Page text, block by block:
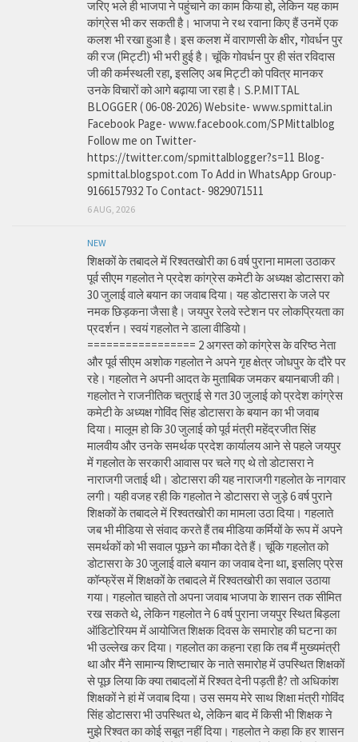
जरिए भले ही भाजपा ने पहुंचाने का काम किया हो, लेकिन यह काम
कांग्रेस भी कर सकती है। भाजपा ने रथ रवाना किए हैं उनमें एक
कलश भी रखा हुआ है। इस कलश में वाराणसी के क्षीर, गोवर्धन पुर
की रज (मिट्टी) भी भरी हुई है। चूंकि गोवर्धन पुर ही संत रविदास
जी की कर्मस्थली रहा, इसलिए अब मिट्टी को पवित्र मानकर
उनके विचारों को आगे बढ़ाया जा रहा है। S.P.MITTAL
BLOGGER ( 06-08-2026) Website- www.spmittal.in
Facebook Page- www.facebook.com/SPMittalblog
Follow me on Twitter-
https://twitter.com/spmittalblogger?s=11 Blog-
spmittal.blogspot.com To Add in WhatsApp Group-
9166157932 To Contact- 9829071511
6 AUG, 2026
NEW
शिक्षकों के तबादले में रिश्वतखोरी का 6 वर्ष पुराना मामला उठाकर
पूर्व सीएम गहलोत ने प्रदेश कांग्रेस कमेटी के अध्यक्ष डोटासरा को
30 जुलाई वाले बयान का जवाब दिया। यह डोटासरा के जले पर
नमक छिड़कना जैसा है। जयपुर रेलवे स्टेशन पर लोकप्रियता का
प्रदर्शन। स्वयं गहलोत ने डाला वीडियो।
================= 2 अगस्त को कांग्रेस के वरिष्ठ नेता
और पूर्व सीएम अशोक गहलोत ने अपने गृह क्षेत्र जोधपुर के दौरे पर
रहे। गहलोत ने अपनी आदत के मुताबिक जमकर बयानबाजी की।
गहलोत ने राजनीतिक चतुराई से गत 30 जुलाई को प्रदेश कांग्रेस
कमेटी के अध्यक्ष गोविंद सिंह डोटासरा के बयान का भी जवाब
दिया। मालूम हो कि 30 जुलाई को पूर्व मंत्री महेंद्रजीत सिंह
मालवीय और उनके समर्थक प्रदेश कार्यालय आने से पहले जयपुर
में गहलोत के सरकारी आवास पर चले गए थे तो डोटासरा ने
नाराजगी जताई थी। डोटासरा की यह नाराजगी गहलोत के नागवार
लगी। यही वजह रही कि गहलोत ने डोटासरा से जुड़े 6 वर्ष पुराने
शिक्षकों के तबादले में रिश्वतखोरी का मामला उठा दिया। गहलाते
जब भी मीडिया से संवाद करते हैं तब मीडिया कर्मियों के रूप में अपने
समर्थकों को भी सवाल पूछने का मौका देते हैं। चूंकि गहलोत को
डोटासरा के 30 जुलाई वाले बयान का जवाब देना था, इसलिए प्रेस
कॉन्फ्रेंस में शिक्षकों के तबादले में रिश्वतखोरी का सवाल उठाया
गया। गहलोत चाहते तो अपना जवाब भाजपा के शासन तक सीमित
रख सकते थे, लेकिन गहलोत ने 6 वर्ष पुराना जयपुर स्थित बिड़ला
ऑडिटोरियम में आयोजित शिक्षक दिवस के समारोह की घटना का
भी उल्लेख कर दिया। गहलोत का कहना रहा कि तब मैं मुख्यमंत्री
था और मैंने सामान्य शिष्टाचार के नाते समारोह में उपस्थित शिक्षकों
से पूछ लिया कि क्या तबादलों में रिश्वत देनी पड़ती है? तो अधिकांश
शिक्षकों ने हां में जवाब दिया। उस समय मेरे साथ शिक्षा मंत्री गोविंद
सिंह डोटासरा भी उपस्थित थे, लेकिन बाद में किसी भी शिक्षक ने
मुझे रिश्वत का कोई सबूत नहीं दिया। गहलोत ने कहा कि हर शासन